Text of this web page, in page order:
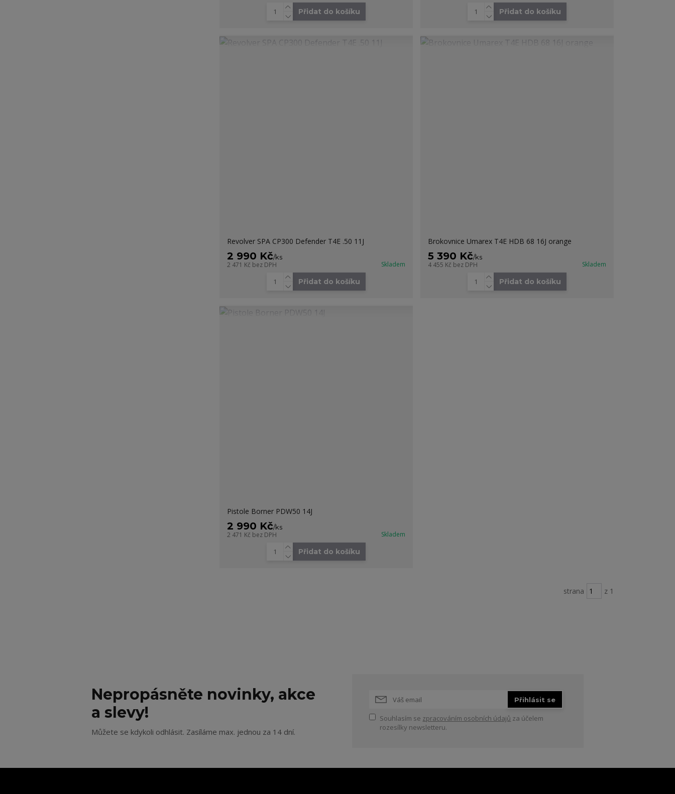
Přidat do košíku Přidat do košíku
Revolver SPA CP300 Defender T4E .50 11J
2 990 Kč/ks
2 471 Kč bez DPH Skladem
Přidat do košíku
Brokovnice Umarex T4E HDB 68 16J orange
5 390 Kč/ks
4 455 Kč bez DPH Skladem
Přidat do košíku
Pistole Borner PDW50 14J
2 990 Kč/ks
2 471 Kč bez DPH Skladem
Přidat do košíku
strana z 1
Nepropásněte novinky, akce
a slevy!
Můžete se kdykoli odhlásit. Zasíláme max. jednou za 14 dní.
Přihlásit se
Souhlasím se zpracováním osobních údajů za účelem
rozesílky newsletteru.